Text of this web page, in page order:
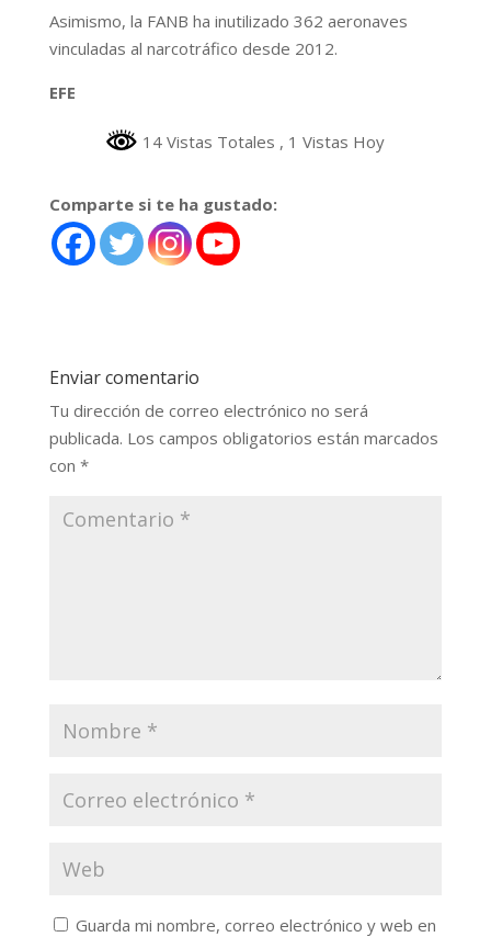
Asimismo, la FANB ha inutilizado 362 aeronaves
vinculadas al narcotráfico desde 2012.
EFE
14 Vistas Totales , 1 Vistas Hoy
Comparte si te ha gustado:
Enviar comentario
Tu dirección de correo electrónico no será
publicada. Los campos obligatorios están marcados
con *
Guarda mi nombre, correo electrónico y web en